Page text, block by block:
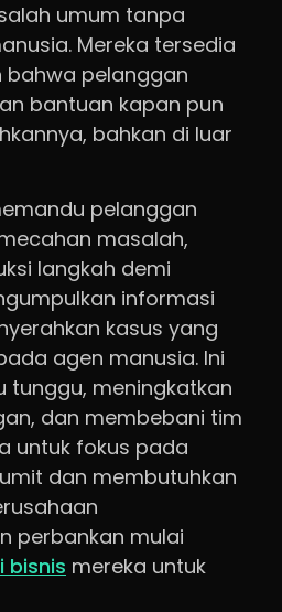
umum tanpa
Mereka tersedia
pelanggan
bantuan kapan pun
bahkan di luar
pelanggan
masalah,
langkah demi
informasi
kasus yang
agen manusia. Ini
tunggu, meningkatkan
dan membebani tim
untuk fokus pada
dan membutuhkan
perbankan mulai
bisnis mereka untuk